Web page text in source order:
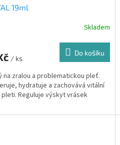
19ml
Skladem
/ ks
Do košíku
na zralou a problematickou pleť.
hydratuje a zachovává vitální
Reguluje výskyt vrásek